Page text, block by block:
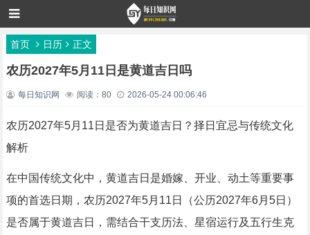
首页 日历 正文
农历2027年5月11日是黄道吉日吗
每日知识网 阅读：80 2026-05-24 00:06:46
农历2027年5月11日是否为黄道吉日？择日宜忌与传统文化
解析
在中国传统文化中，黄道吉日是婚嫁、开业、动土等重要事
项的首选日期，农历2027年5月11日（公历2027年6月5日）
是否属于黄道吉日，需结合干支历法、星宿运行及五行生克